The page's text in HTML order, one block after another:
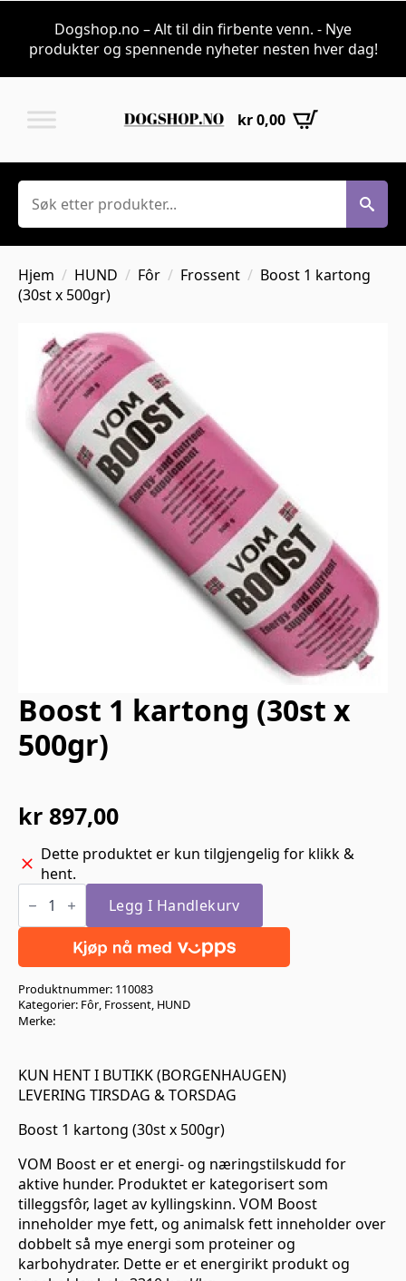
Dogshop.no – Alt til din firbente venn. - Nye
produkter og spennende nyheter nesten hver dag!
kr0,00
Søk
Hjem HUND Fôr Frossent
Boost 1 kartong
(30st x 500gr)
Boost 1 kartong (30st x
500gr)
kr 897,00
Dette produktet er kun tilgjengelig for klikk &
hent.
Boost
(30st
500gr)
Legg I Handlekurv
Produktnummer: 110083
Kategorier: Fôr, Frossent, HUND
Merke:
KUN HENT I BUTIKK (BORGENHAUGEN)
LEVERING TIRSDAG & TORSDAG
Boost 1 kartong (30st x 500gr)
VOM Boost er et energi- og næringstilskudd for
aktive hunder. Produktet er kategorisert som
tilleggsfôr, laget av kyllingskinn. VOM Boost
inneholder mye fett, og animalsk fett inneholder over
dobbelt så mye energi som proteiner og
karbohydrater. Dette er et energirikt produkt og